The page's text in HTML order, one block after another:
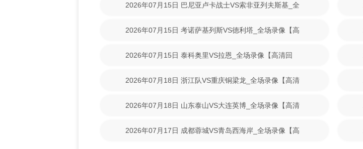
2026年07月15日 巴尼亚卢卡战士VS索非亚列夫斯基_全
场录像【高清回放】
2026年07月15日 考诺萨基列斯VS德利塔_全场录像【高
2026年07月15日 泰科奥里VS拉恩_全场录像【高清回
2026年07月18日 浙江队VS重庆铜梁龙_全场录像【高清
2026年07月18日 山东泰山VS大连英博_全场录像【高清
2026年07月17日 成都蓉城VS青岛西海岸_全场录像【高